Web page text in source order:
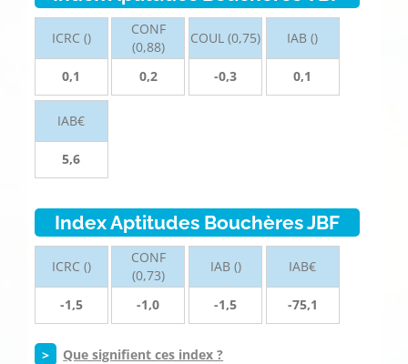
ICRC ()
0,1
CONF
(0,88)
0,2
COUL (0,75)
-0,3
IAB ()
0,1
IAB€
5,6
Index Aptitudes Bouchères JBF
ICRC ()
-1,5
CONF
(0,73)
-1,0
IAB ()
-1,5
IAB€
-75,1
> Que signifient ces index ?